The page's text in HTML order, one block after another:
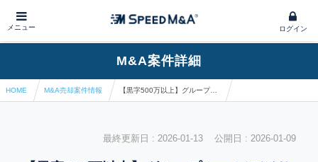
メニュー ログイン
M&A案件詳細
HOME M&A売却案件情報 【黒字500万以上】グループホーム/デイサービス事業
最終更新日 : 2026-01-13 公開日 : 2026-01-09